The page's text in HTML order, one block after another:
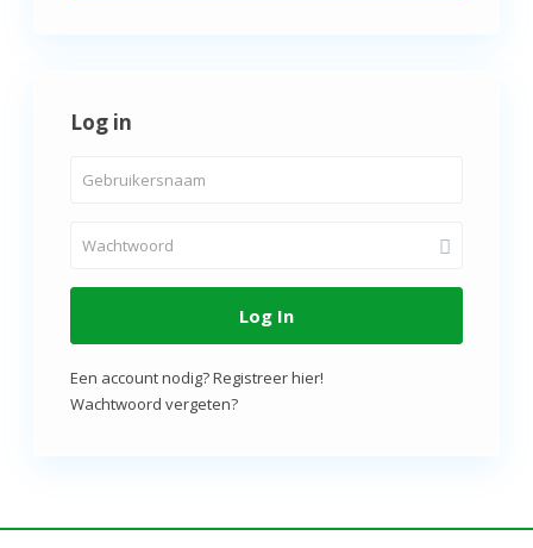
Log in
Log In
Een account nodig? Registreer hier!
Wachtwoord vergeten?